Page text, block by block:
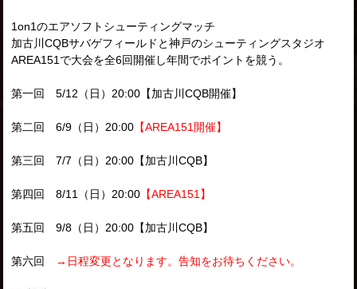
1on1のエアソフトシューティングマッチ
加古川CQBサバゲフィールドと神戸のシューティングスタジオ
AREA151で大会を全6回開催し年間でポイントを競う。
第一回 5/12（日）20:00【加古川CQB開催】
第二回 6/9（日）20:00 【AREA151開催】
第三回 7/7（日）20:00【加古川CQB】
第四回 8/11（日）20:00 【AREA151】
第五回 9/8（日）20:00【加古川CQB】
第六回 →日程変更となります。告知をお待ちください。